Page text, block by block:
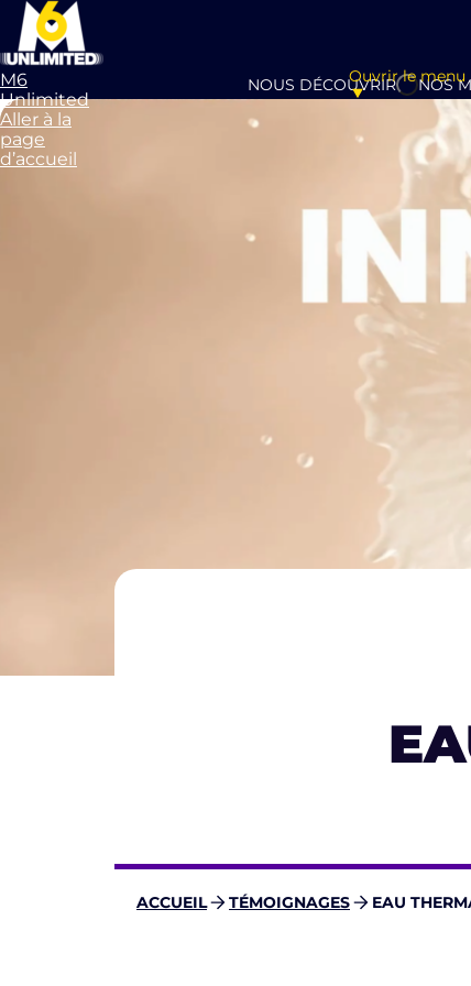
M6
Unlimited
Aller à la
page
d’accueil
NOUS DÉCOUVRIROuvrir le menu
NOS
ACCUEIL TÉMOIGNAGES EAU